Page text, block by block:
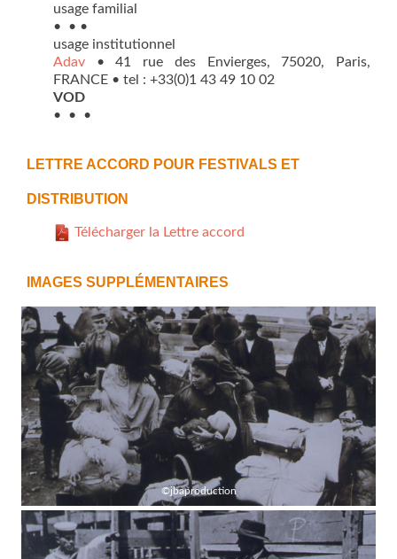
usage familial
• • •
usage institutionnel
Adav • 41 rue des Envierges, 75020, Paris,
FRANCE • tel : +33(0)1 43 49 10 02
VOD
• • •
LETTRE ACCORD POUR FESTIVALS ET
DISTRIBUTION
Télécharger la Lettre accord
IMAGES SUPPLÉMENTAIRES
©jbaproduction